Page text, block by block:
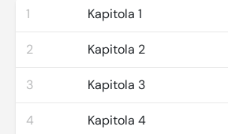
1 Kapitola 1
2 Kapitola 2
3 Kapitola 3
4 Kapitola 4